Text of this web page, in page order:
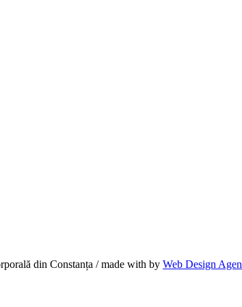
din Constanța / made with by Web Design